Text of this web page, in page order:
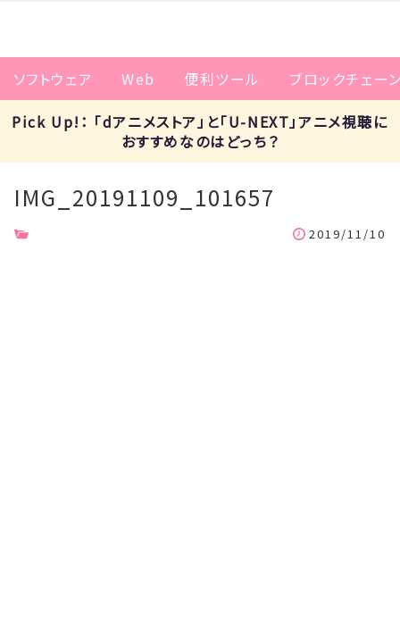
ソフトウェア Web 便利ツール
ブロックチェー
Pick Up!： 「dアニメストア」と「U-NEXT」アニメ視聴に
おすすめなのはどっち？
IMG_20191109_101657
2019/11/10